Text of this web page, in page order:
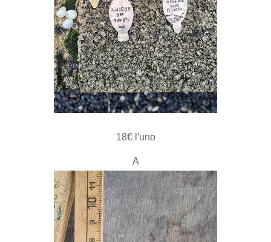
18€ l'uno
A